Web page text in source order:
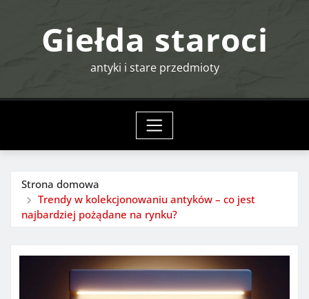
Giełda staroci
antyki i stare przedmioty
Strona domowa
Trendy w kolekcjonowaniu antyków – co jest
najbardziej pożądane na rynku?